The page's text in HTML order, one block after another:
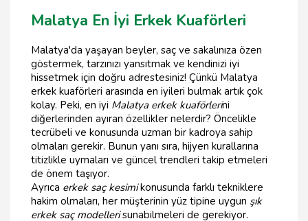
Malatya En İyi Erkek Kuaförleri
Malatya'da yaşayan beyler, saç ve sakalınıza özen
göstermek, tarzınızı yansıtmak ve kendinizi iyi
hissetmek için doğru adrestesiniz! Çünkü Malatya
erkek kuaförleri arasında en iyileri bulmak artık çok
kolay. Peki, en iyi Malatya erkek kuaförlerini
diğerlerinden ayıran özellikler nelerdir? Öncelikle
tecrübeli ve konusunda uzman bir kadroya sahip
olmaları gerekir. Bunun yanı sıra, hijyen kurallarına
titizlikle uymaları ve güncel trendleri takip etmeleri
de önem taşıyor.
Ayrıca erkek saç kesimikonusunda farklı tekniklere
hakim olmaları, her müşterinin yüz tipine uygun şık
erkek saç modellerisunabilmeleri de gerekiyor.